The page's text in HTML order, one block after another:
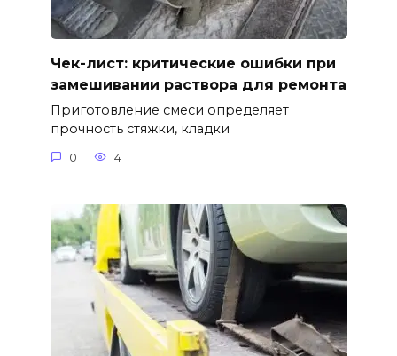
Чек-лист: критические ошибки при
замешивании раствора для ремонта
Приготовление смеси определяет
прочность стяжки, кладки
0 4